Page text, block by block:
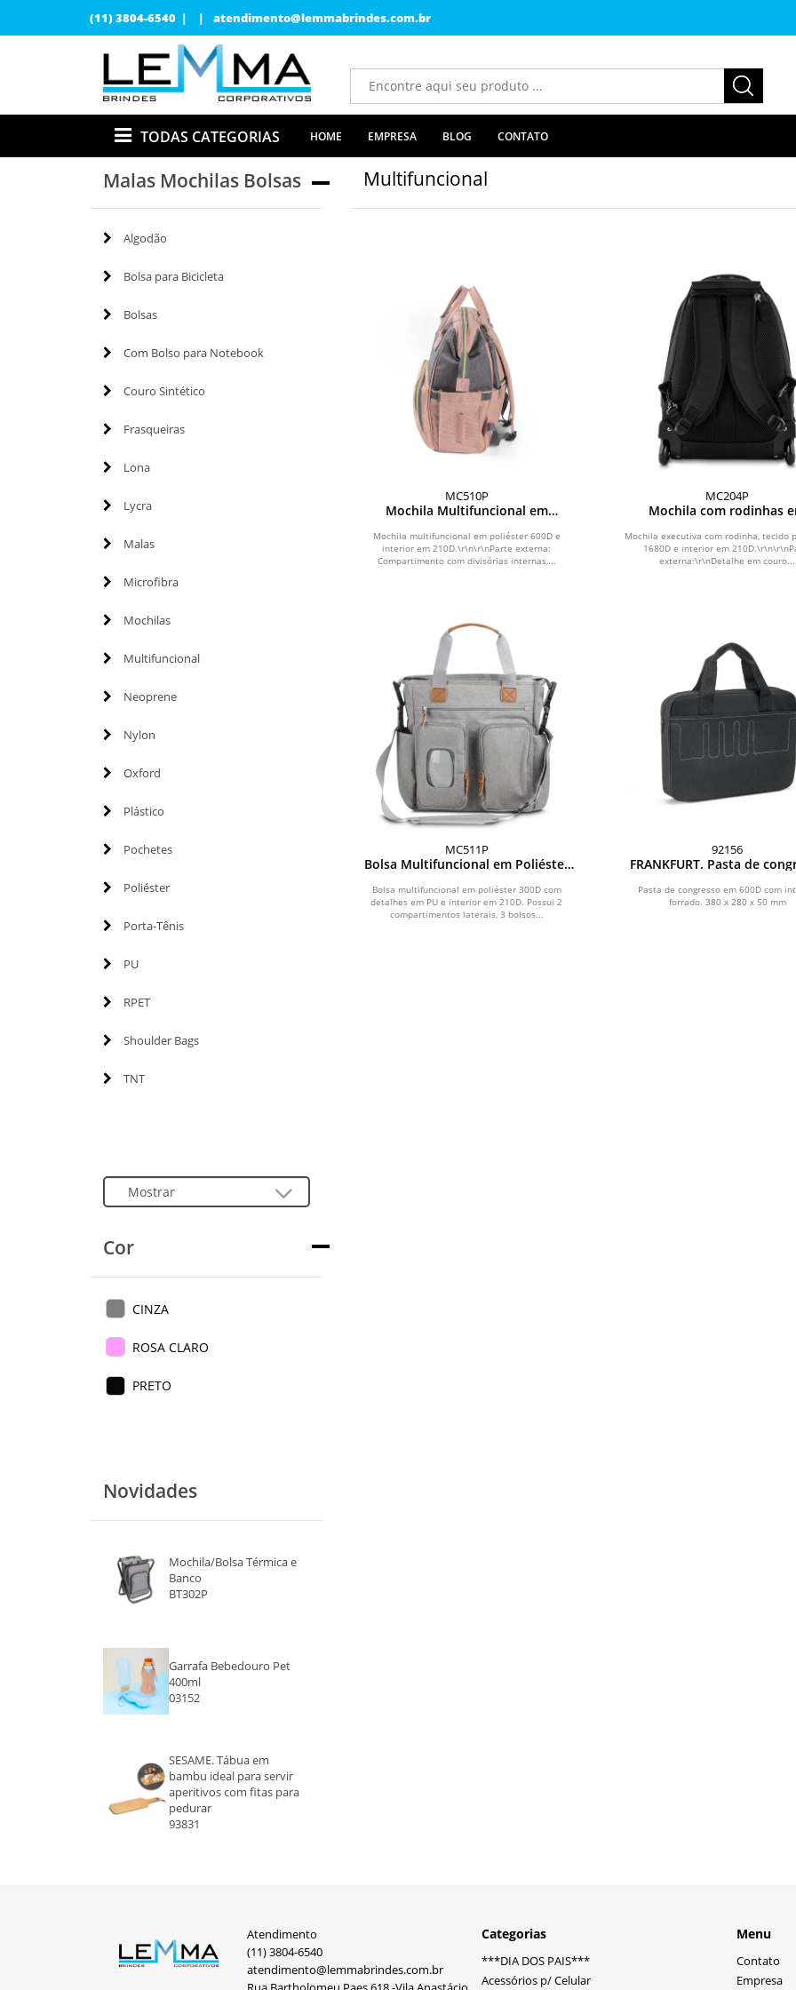
(11) 3804-6540 | | atendimento@lemmabrindes.com.br
TODAS CATEGORIAS HOME EMPRESA BLOG CONTATO
Malas Mochilas Bolsas
Algodão
Bolsa para Bicicleta
Bolsas
Com Bolso para Notebook
Couro Sintético
Frasqueiras
Lona
Lycra
Malas
Microfibra
Mochilas
Multifuncional
Neoprene
Nylon
Oxford
Plástico
Pochetes
Poliéster
Porta-Tênis
PU
RPET
Shoulder Bags
TNT
Cor
CINZA
ROSA CLARO
PRETO
Novidades
Mochila/Bolsa Térmica e
Banco
BT302P
Garrafa Bebedouro Pet
400ml
03152
SESAME. Tábua em
bambu ideal para servir
aperitivos com fitas para
pedurar
93831
Multifuncional
MC510P
Mochila Multifuncional em
Mochila multifuncional em poliéster 600D e
interior em 210D.\r\n\r\nParte externa:
Compartimento com divisórias internas,...
MC204P
Mochila com rodinhas
Mochila executiva com rodinha, tecido
1680D e interior em
externa:\r\nDetalhe em couro...
MC511P
Bolsa Multifuncional em Poliéster
Bolsa multifuncional em poliéster 300D com
detalhes em PU e interior em 210D. Possui 2
compartimentos laterais, 3 bolsos...
92156
FRANKFURT. Pasta de
Pasta de congresso em 600D com
forrado. 380 x 280 x 50 mm
Atendimento
(11) 3804-6540
atendimento@lemmabrindes.com.br
Categorias
***DIA DOS PAIS***
Acessórios p/ Celular
Menu
Contato
Empresa